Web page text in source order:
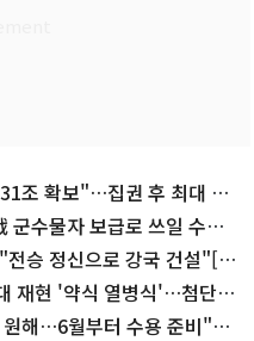
조 확보"…집권 후 최대 벌
군수물자 보급로 쓰일 수
승 정신으로 강국 건설"[데
재현 '약식 열병식'…첨단무
해…6월부터 수용 준비"